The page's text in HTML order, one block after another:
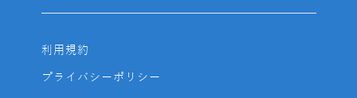
利用規約
プライバシーポリシー